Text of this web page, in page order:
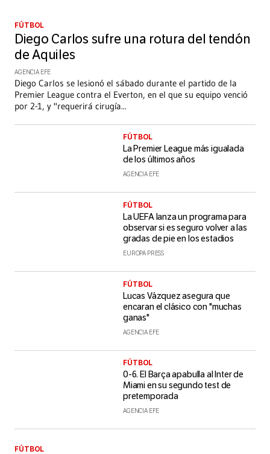
FÚTBOL
Diego Carlos sufre una rotura del tendón
de Aquiles
AGENCIA EFE
Diego Carlos se lesionó el sábado durante el partido de la
Premier League contra el Everton, en el que su equipo venció
por 2-1, y "requerirá cirugía...
FÚTBOL
La Premier League más igualada
de los últimos años
AGENCIA EFE
FÚTBOL
La UEFA lanza un programa para
observar si es seguro volver a las
gradas de pie en los estadios
EUROPA PRESS
FÚTBOL
Lucas Vázquez asegura que
encaran el clásico con "muchas
ganas"
AGENCIA EFE
FÚTBOL
0-6. El Barça apabulla al Inter de
Miami en su segundo test de
pretemporada
AGENCIA EFE
FÚTBOL